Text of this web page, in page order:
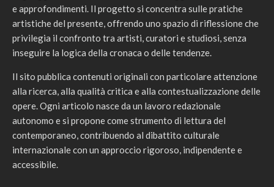
e approfondimenti. Il progetto si concentra sulle pratiche
artistiche del presente, offrendo uno spazio di riflessione che
privilegia il confronto tra artisti, curatori e studiosi, senza
inseguire la logica della cronaca o delle tendenze.
Il sito pubblica contenuti originali con particolare attenzione
alla ricerca, alla qualità critica e alla contestualizzazione delle
opere. Ogni articolo nasce da un lavoro redazionale
autonomo e si propone come strumento di lettura del
contemporaneo, contribuendo al dibattito culturale
internazionale con un approccio rigoroso, indipendente e
accessibile.